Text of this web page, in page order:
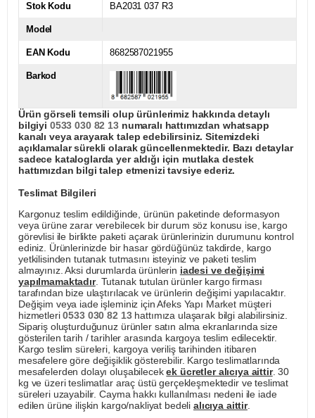
Stok Kodu BA2031 037 R3
Model
EAN Kodu 8682587021955
Barkod
Ürün görseli temsili olup ürünlerimiz hakkında detaylı
bilgiyi 0533 030 82 13numaralı hattımızdan whatsapp
kanalı veya arayarak talep edebilirsiniz. Sitemizdeki
açıklamalar sürekli olarak güncellenmektedir. Bazı detaylar
sadece kataloglarda yer aldığı için mutlaka destek
hattımızdan bilgi talep etmenizi tavsiye ederiz.
Teslimat Bilgileri
Kargonuz teslim edildiğinde, ürünün paketinde deformasyon
veya ürüne zarar verebilecek bir durum söz konusu ise, kargo
görevlisi ile birlikte paketi açarak ürünlerinizin durumunu kontrol
ediniz. Ürünlerinizde bir hasar gördüğünüz takdirde, kargo
yetkilisinden tutanak tutmasını isteyiniz ve paketi teslim
almayınız. Aksi durumlarda ürünlerin iadesi ve değişimi
yapılmamaktadır. Tutanak tutulan ürünler kargo firması
tarafından bize ulaştırılacak ve ürünlerin değişimi yapılacaktır.
Değişim veya iade işleminiz için Afeks Yapı Market müşteri
hizmetleri0533 030 82 13hattımıza ulaşarak bilgi alabilirsiniz.
Sipariş oluşturduğunuz ürünler satın alma ekranlarında size
gösterilen tarih / tarihler arasında kargoya teslim edilecektir.
Kargo teslim süreleri, kargoya veriliş tarihinden itibaren
mesafelere göre değişiklik gösterebilir. Kargo teslimatlarında
mesafelerden dolayı oluşabilecekek ücretler alıcıya aittir. 30
kg ve üzeri teslimatlar araç üstü gerçekleşmektedir ve teslimat
süreleri uzayabilir. Cayma hakkı kullanılması nedeni ile iade
edilen ürüne ilişkin kargo/nakliyat bedeli alıcıya aittir.